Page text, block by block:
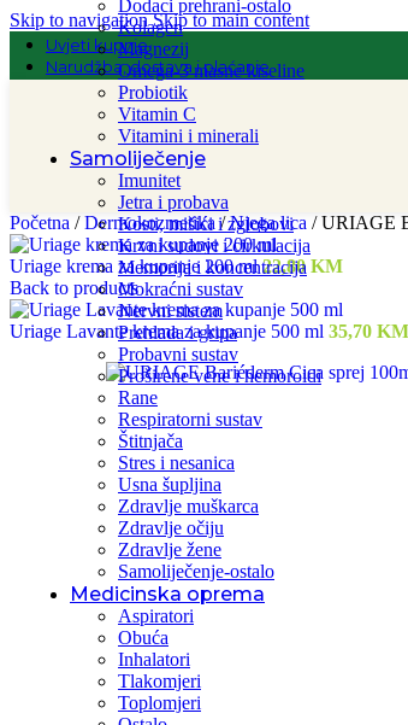
Skip to navigationSkip to main content
Uvjeti kupnje
Narudžba, dostava i plaćanje
Dodaci prehrani-ostalo
Kolagen
Magnezij
Omega-3 masne kiseline
Probiotik
Vitamin C
Vitamini i minerali
Samoliječenje
Imunitet
Jetra i probava
Kosti, mišići i zglobovi
Krvni sudovi i cirkulacija
Memorija i koncentracija
Mokraćni sustav
Nervni sistem
Prehlada i gripa
Probavni sustav
Proširene vene i hemoroidi
Rane
Respiratorni sustav
Štitnjača
Stres i nesanica
Usna šupljina
Zdravlje muškarca
Zdravlje očiju
Zdravlje žene
Samoliječenje-ostalo
Medicinska oprema
Aspiratori
Obuća
Inhalatori
Tlakomjeri
Toplomjeri
Početna / Dermokozmetika/ Njega lica / URIAGE
Uriage krema za kupanje 200 ml22,80 KM
Back to products
Uriage Lavante krema za kupanje 500 ml 35,70 KM